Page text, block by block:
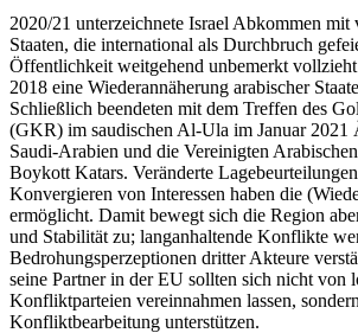
2020/21 unterzeichnete Israel Abkommen mit
Staaten, die international als Durchbruch
Öffentlichkeit weitgehend unbemerkt vollzieht
2018 eine Wiederannäherung arabischer
Schließlich beendeten mit dem Treffen des
(GKR) im saudischen Al-Ula im Januar 2021
Saudi-Arabien und die Vereinigten
Boykott Katars. Veränderte
Konvergieren von Interessen haben die
ermöglicht. Damit bewegt sich die Region
und Stabilität zu; langanhaltende Konflikte
Bedrohungsperzeptionen dritter Akteure
seine Partner in der EU sollten sich nicht von
Konfliktparteien vereinnahmen lassen,
Konflikt­bearbeitung unterstützen.